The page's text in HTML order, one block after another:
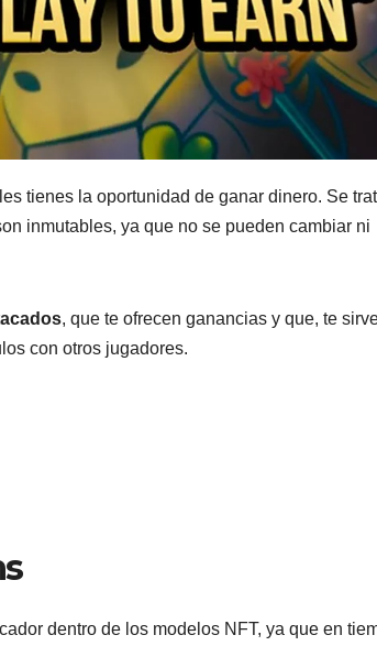
tienes la oportunidad de ganar dinero. Se
inmutables, ya que no se pueden cambiar ni
, que te ofrecen ganancias y que, te
con otros jugadores.
dentro de los modelos NFT, ya que en